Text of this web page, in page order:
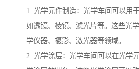
1. 光学元件制造：光学车间可以用
如透镜、棱镜、滤光片等。这些光
学仪器、摄影、激光器等领域。
2. 光学涂层：光学车间可以在光学